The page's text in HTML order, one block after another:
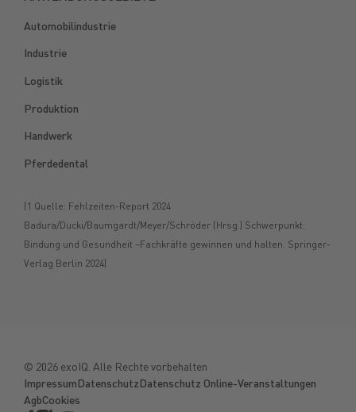
Automobilindustrie
Industrie
Logistik
Produktion
Handwerk
Pferdedental
(1 Quelle: Fehlzeiten-Report 2024
Badura/Ducki/Baumgardt/Meyer/Schröder (Hrsg.) Schwerpunkt:
Bindung und Gesundheit –Fachkräfte gewinnen und halten. Springer-
Verlag Berlin 2024)
© 2026exoIQ. Alle Rechte vorbehalten
ImpressumDatenschutzDatenschutz Online-Veranstaltungen
AgbCookies